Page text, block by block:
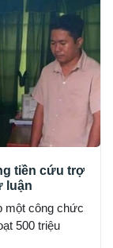
tiền cứu trợ
luận
một công chức
500 triệu